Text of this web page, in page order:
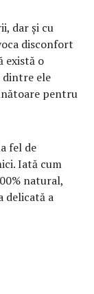
dar și cu
disconfort
există o
ele
pentru
fel de
Iată cum
natural,
delicată a